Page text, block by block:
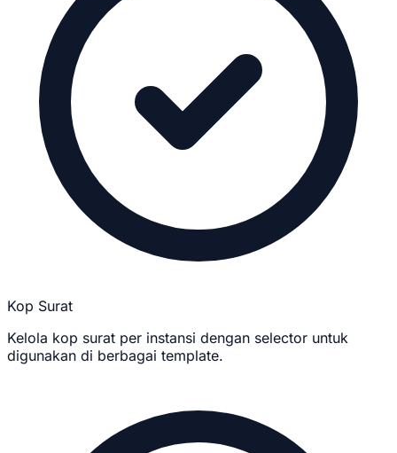
Kop Surat
Kelola kop surat per instansi dengan selector untuk
digunakan di berbagai template.